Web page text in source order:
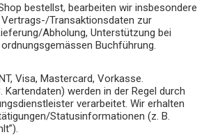
bestellst, bearbeiten wir insbesondere
Transaktionsdaten zur
Abholung, Unterstützung bei
Buchführung.
Visa, Mastercard, Vorkasse.
Kartendaten) werden in der Regel durch
verarbeitet. Wir erhalten
Statusinformationen (z. B.